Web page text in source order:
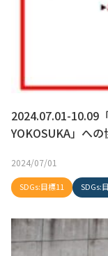
2024.07.01-10.09
YOKOSUKA」への
2024/07/01
SDGs:目標11 SDGs: